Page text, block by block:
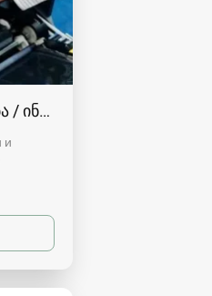
/ ინსტალაცია
и